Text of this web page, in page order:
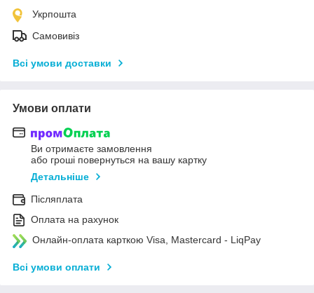
Укрпошта
Самовивіз
Всі умови доставки
Умови оплати
Ви отримаєте замовлення
або гроші повернуться на вашу картку
Детальніше
Післяплата
Оплата на рахунок
Онлайн-оплата карткою Visa, Mastercard - LiqPay
Всі умови оплати